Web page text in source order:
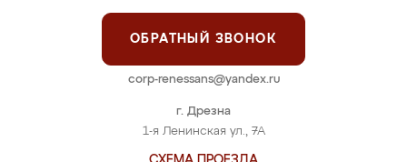
г. Дрезна
1-я Ленинская ул., 7А
ОБРАТНЫЙ ЗВОНОК
corp-renessans@yandex.ru